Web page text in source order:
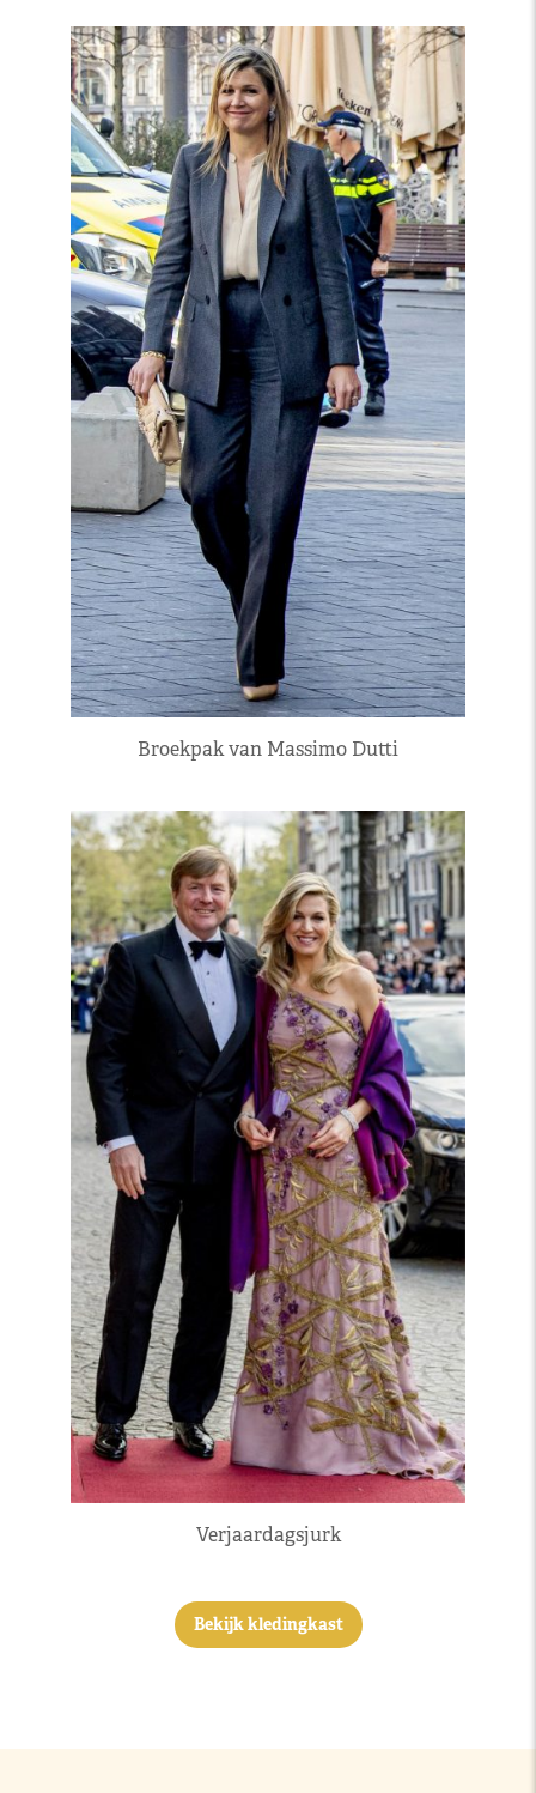
Broekpak van Massimo Dutti
Verjaardagsjurk
Bekijk kledingkast